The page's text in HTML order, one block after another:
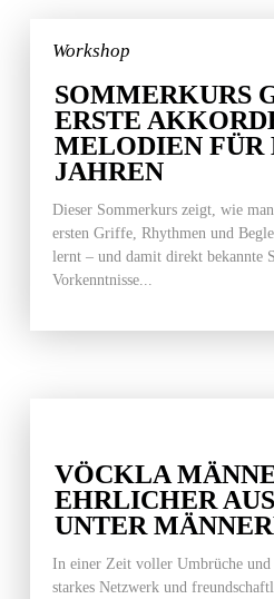
Workshop
SOMMERKURS
ERSTE
MELODIEN FÜR
JAHREN
Dieser Sommerkurs zeigt, wie
ersten Griffe, Rhythmen und
lernt – und damit direkt bekannte
Vorkenntnisse...
VÖCKLA
EHRLICHER
UNTER
In einer Zeit voller Umbrüche und
starkes Netzwerk und